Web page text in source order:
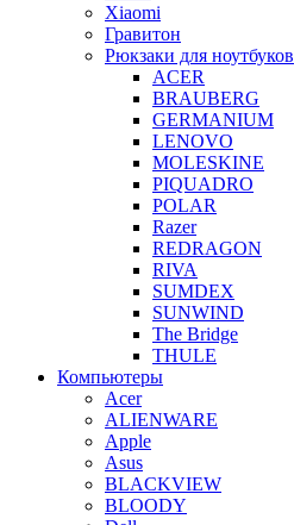
Xiaomi
Гравитон
Рюкзаки для ноутбуков
ACER
BRAUBERG
GERMANIUM
LENOVO
MOLESKINE
PIQUADRO
POLAR
Razer
REDRAGON
RIVA
SUMDEX
SUNWIND
The Bridge
THULE
Компьютеры
Acer
ALIENWARE
Apple
Asus
BLACKVIEW
BLOODY